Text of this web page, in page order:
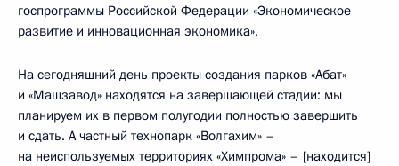
госпрограммы Российской Федерации «Экономическое
развитие и инновационная экономика».
На сегодняшний день проекты создания парков «Абат»
и «Машзавод» находятся на завершающей стадии: мы
планируем их в первом полугодии полностью завершить
и сдать. А частный технопарк «Волгахим» –
на неиспользуемых территориях «Химпрома» – [находится]